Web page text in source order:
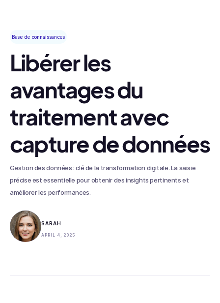
Base de connaissances
Libérer les
avantages du
traitement avec
capture de données
Gestion des données : clé de la transformation digitale. La saisie
précise est essentielle pour obtenir des insights pertinents et
améliorer les performances.
SARAH
APRIL 4, 2025